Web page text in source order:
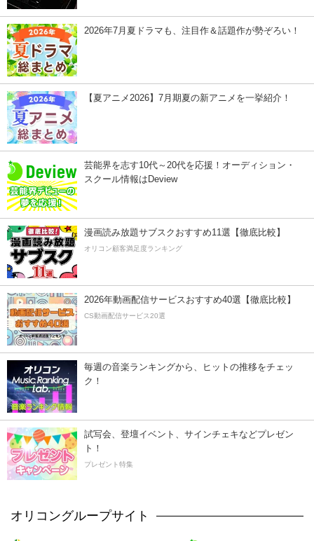
2026年7月夏ドラマも、注目作＆話題作が勢ぞろい！
【夏アニメ2026】7月期夏の新アニメを一挙紹介！
芸能界を志す10代～20代を応援！オーディション・
スクール情報はDeview
漫画読み放題サブスクおすすめ11選【徹底比較】
オリコン顧客満足度ランキング
2026年動画配信サービスおすすめ40選【徹底比較】
CS動画配信サービス20選
毎週の音楽ランキングから、ヒットの推移をチェッ
ク！
試写会、登壇イベント、サインチェキなどプレゼン
ト！
プレゼント特集
オリコングループサイト